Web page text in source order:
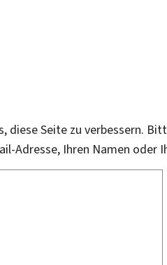
diese Seite zu verbessern.
Adresse, Ihren Namen oder